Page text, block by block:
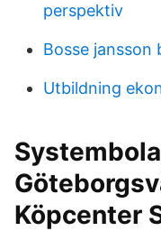
perspektiv
Bosse jansson
Utbildning
Köpcenter